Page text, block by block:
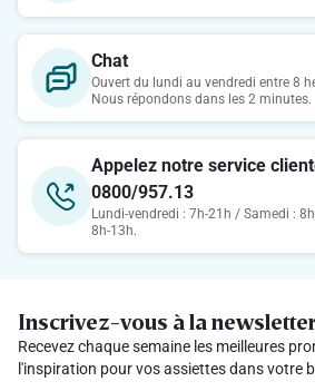
Chat
Ouvert du lundi au vendredi entre 8
Nous répondons dans les 2 minutes.
Appelez notre service
0800/957.13
Lundi-vendredi : 7h-21h / Samedi :
8h-13h.
Inscrivez-vous à la
Recevez chaque semaine les meilleures
l'inspiration pour vos assiettes dans votre